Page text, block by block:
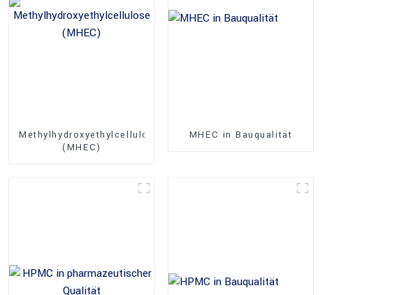
Methylhydroxyethylcellulose
(MHEC)
MHEC in Bauqualität